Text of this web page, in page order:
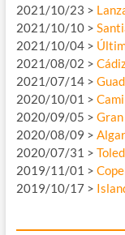
2021/10/23 >
2021/10/10 >
2021/10/04 >
2021/08/02 >
2021/07/14 >
2020/10/01 >
2020/09/05 >
2020/08/09 >
2020/07/31 >
2019/11/01 >
2019/10/17 >